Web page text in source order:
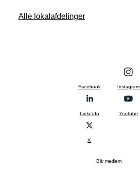
Alle lokalafdelinger
Facebook Instagram
LinkedIn Youtube
X
Bliv medlem